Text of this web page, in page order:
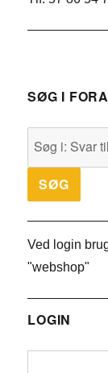
SØG I FORA
Ved login
"webshop"
LOGIN